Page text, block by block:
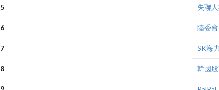
5 失聯
6 陸委會
7 SK海
8 韓國
9